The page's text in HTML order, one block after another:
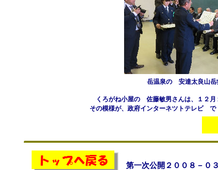
岳温泉の 安達太良山岳
くろがね小屋の 佐藤敏男さんは、１２月
その模様が、政府インターネツトテレビ
第一次公開２００８－０